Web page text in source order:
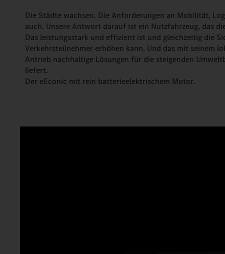
Die Städte wachsen. Die Anforderungen an Mobilität,
auch. Unsere Antwort darauf ist ein Nutzfahrzeug, das
Das leistungsstark und effizient ist und gleichzeitig die
Verkehrsteilnehmer erhöhen kann. Und das mit seinem
Antrieb nachhaltige Lösungen für die steigenden
liefert.
Der eEconic mit rein batterieelektrischem Motor.